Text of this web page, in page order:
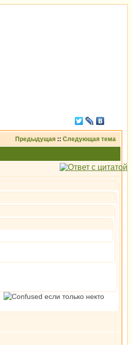
Предыдущая :: Следующая тема
если только некто